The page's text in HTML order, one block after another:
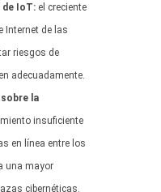
de IoT: el creciente
Internet de las
riesgos de
adecuadamente.
la
insuficiente
en línea entre los
una mayor
cibernéticas.